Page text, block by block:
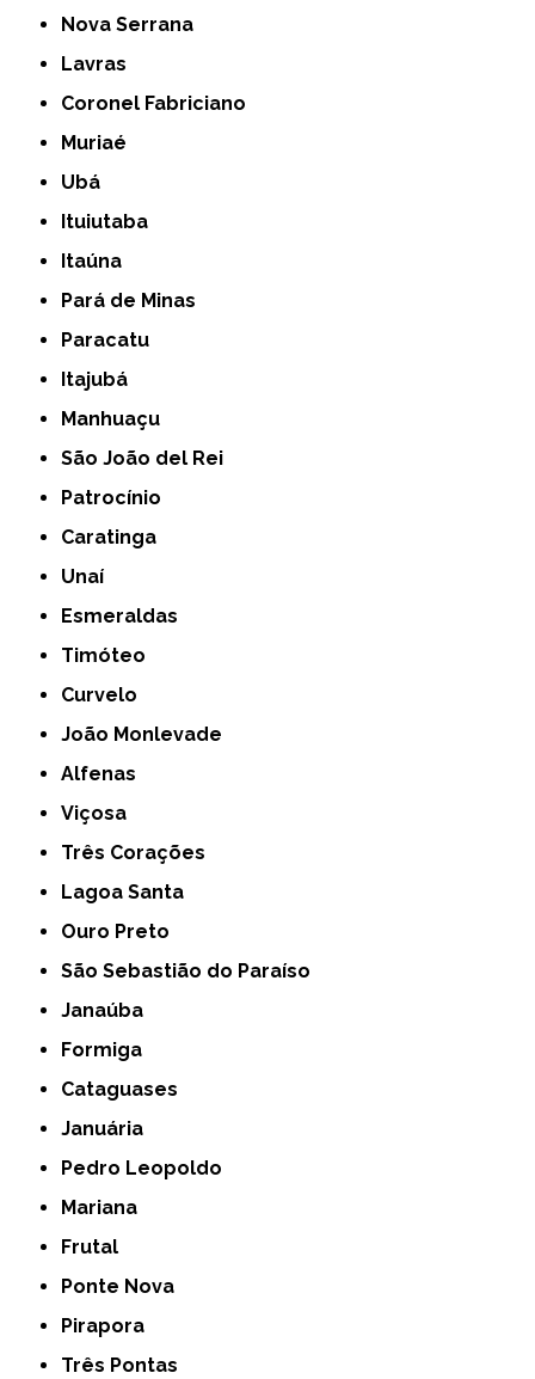
Nova Serrana
Lavras
Coronel Fabriciano
Muriaé
Ubá
Ituiutaba
Itaúna
Pará de Minas
Paracatu
Itajubá
Manhuaçu
São João del Rei
Patrocínio
Caratinga
Unaí
Esmeraldas
Timóteo
Curvelo
João Monlevade
Alfenas
Viçosa
Três Corações
Lagoa Santa
Ouro Preto
São Sebastião do Paraíso
Janaúba
Formiga
Cataguases
Januária
Pedro Leopoldo
Mariana
Frutal
Ponte Nova
Pirapora
Três Pontas